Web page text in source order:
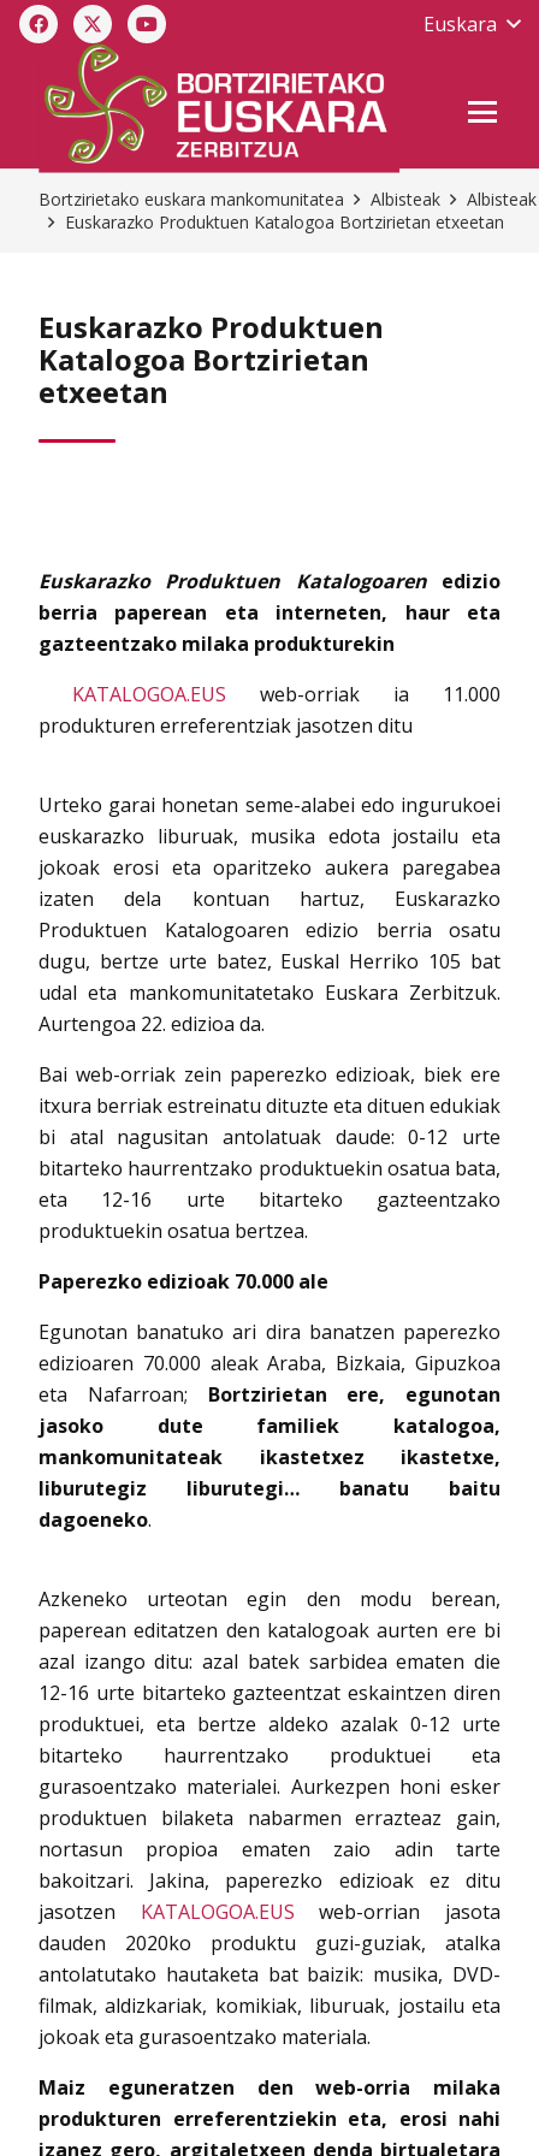
Euskara
Bortzirietako euskara mankomunitatea Albisteak
Albisteak
Euskarazko Produktuen Katalogoa Bortzirietan etxeetan
Euskarazko Produktuen
Katalogoa Bortzirietan
etxeetan
Euskarazko Produktuen Katalogoarenedizio
berria paperean eta interneten, haur eta
gazteentzako milaka produkturekin
KATALOGOA.EUS web-orriak ia 11.000
produkturen erreferentziak jasotzen ditu
Urteko garai honetan seme-alabei edo ingurukoei
euskarazko liburuak, musika edota jostailu eta
jokoak erosi eta oparitzeko aukera paregabea
izaten dela kontuan hartuz, Euskarazko
Produktuen Katalogoaren edizio berria osatu
dugu, bertze urte batez, Euskal Herriko 105 bat
udal eta mankomunitatetako Euskara Zerbitzuk.
Aurtengoa 22. edizioa da.
Bai web-orriak zein paperezko edizioak, biek ere
itxura berriak estreinatu dituzte eta dituen edukiak
bi atal nagusitan antolatuak daude: 0-12 urte
bitarteko haurrentzako produktuekin osatua bata,
eta 12-16 urte bitarteko gazteentzako
produktuekin osatua bertzea.
Paperezko edizioak 70.000 ale
Egunotan banatuko ari dira banatzen paperezko
edizioaren 70.000 aleak Araba, Bizkaia, Gipuzkoa
eta Nafarroan; Bortzirietan ere, egunotan
jasoko dute familiek katalogoa,
mankomunitateak ikastetxez ikastetxe,
liburutegiz liburutegi… banatu baitu
dagoeneko.
Azkeneko urteotan egin den modu berean,
paperean editatzen den katalogoak aurten ere bi
azal izango ditu: azal batek sarbidea ematen die
12-16 urte bitarteko gazteentzat eskaintzen diren
produktuei, eta bertze aldeko azalak 0-12 urte
bitarteko haurrentzako produktuei eta
gurasoentzako materialei. Aurkezpen honi esker
produktuen bilaketa nabarmen errazteaz gain,
nortasun propioa ematen zaio adin tarte
bakoitzari. Jakina, paperezko edizioak ez ditu
jasotzen KATALOGOA.EUS web-orrian jasota
dauden 2020ko produktu guzi-guziak, atalka
antolatutako hautaketa bat baizik: musika, DVD-
filmak, aldizkariak, komikiak, liburuak, jostailu eta
jokoak eta gurasoentzako materiala.
Maiz eguneratzen den web-orria milaka
produkturen erreferentziekin eta, erosi nahi
izanez gero, argitaletxeen denda birtualetara